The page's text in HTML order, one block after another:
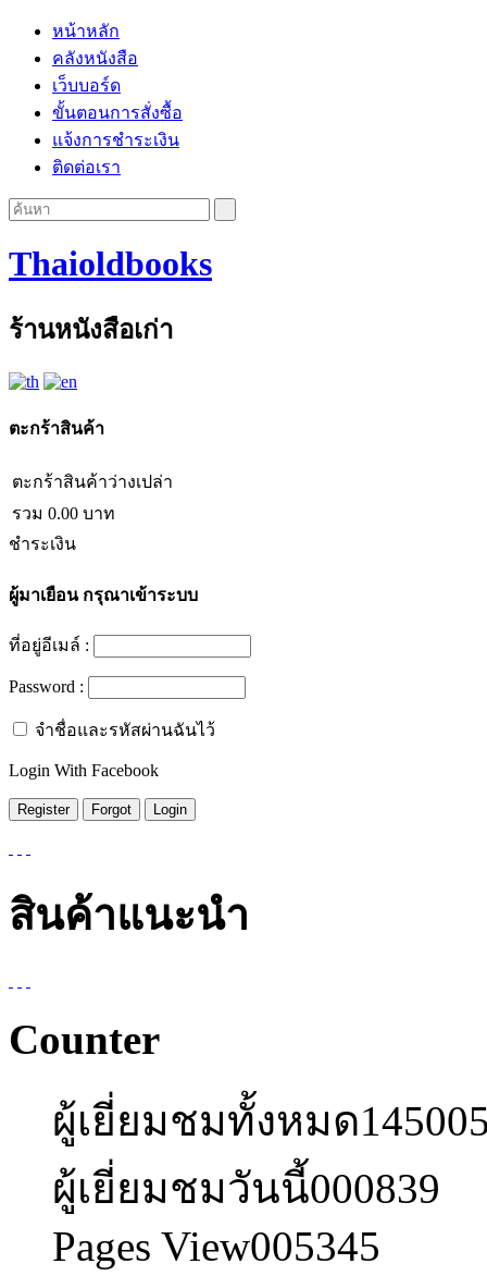
หน้าหลัก
คลังหนังสือ
เว็บบอร์ด
ขั้นตอนการสั่งซื้อ
แจ้งการชำระเงิน
ติดต่อเรา
Thaioldbooks
ร้านหนังสือเก่า
ตะกร้าสินค้า
ตะกร้าสินค้าว่างเปล่า
รวม 0.00 บาท
ชำระเงิน
ผู้มาเยือนกรุณาเข้าระบบ
ที่อยู่อีเมล์ :
Password :
จำชื่อและรหัสผ่านฉันไว้
Login With Facebook
สินค้าแนะนำ
Counter
ผู้เยี่ยมชมทั้งหมด
ผู้เยี่ยมชมวันนี้000839
Pages View005345